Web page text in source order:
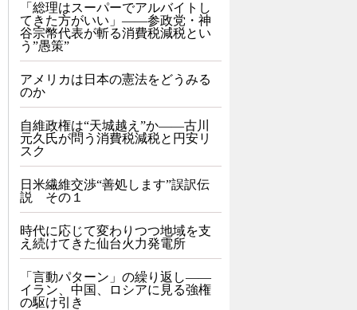
「総理はスーパーでアルバイトし
てきた方がいい」――参政党・神
谷宗幣代表が斬る消費税減税とい
う”愚策”
アメリカは日本の憲法をどうみる
のか
自維政権は“天城越え”か――古川
元久氏が問う消費税減税と円安リ
スク
日米繊維交渉“善処します”誤訳伝
説 その１
時代に応じて変わりつつ地域を支
え続けてきた仙台火力発電所
「言動パターン」の繰り返し――
イラン、中国、ロシアに見る強権
の駆け引き